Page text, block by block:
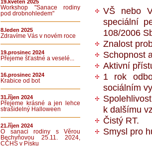
19.květen 2025
Workshop "Sanace rodiny
pod drobnohledem"
8.leden 2025
Zdravíme Vás v novém roce
19.prosinec 2024
Přejeme šťastné a veselé...
16.prosinec 2024
Krabice od bot
31.říjen 2024
Přejeme krásné a jen lehce
strašidelný Halloween
21.říjen 2024
O sanaci rodiny s Věrou
Bechyňovou 25.11. 2024,
CČHS v Písku
VŠ nebo
speciální
108/2006
Znalost
Schopnost
Aktivní
1 rok
sociálním
k dalšímu
Čistý RT.
Smysl pro